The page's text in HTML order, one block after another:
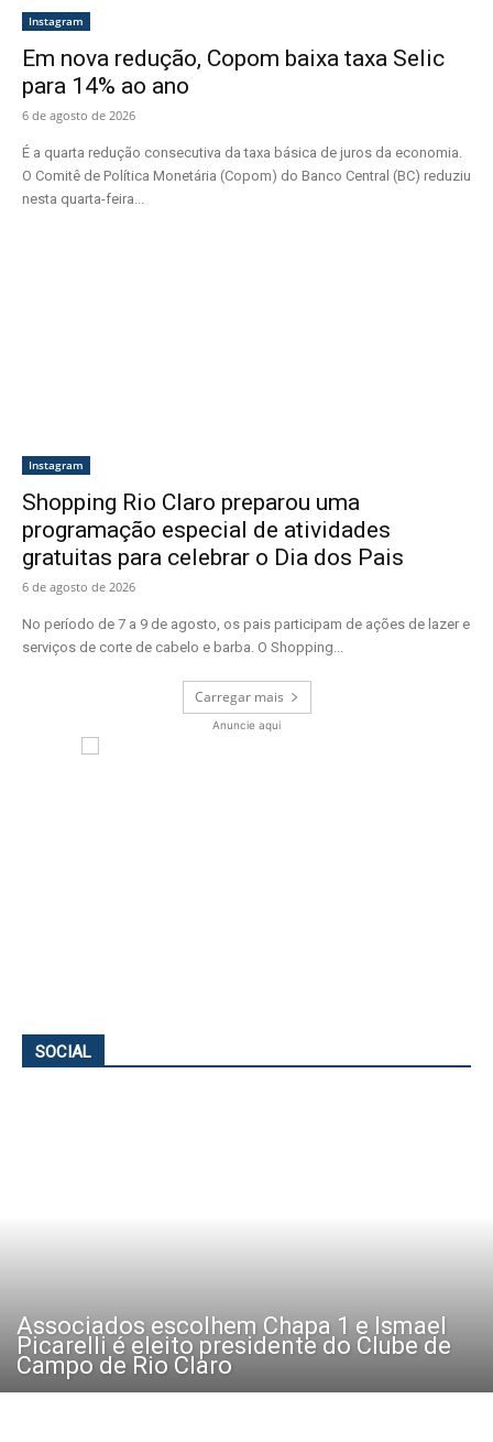
Instagram
Em nova redução, Copom baixa taxa Selic
para 14% ao ano
6 de agosto de 2026
É a quarta redução consecutiva da taxa básica de juros da economia.
O Comitê de Política Monetária (Copom) do Banco Central (BC) reduziu
nesta quarta-feira...
Instagram
Shopping Rio Claro preparou uma
programação especial de atividades
gratuitas para celebrar o Dia dos Pais
6 de agosto de 2026
No período de 7 a 9 de agosto, os pais participam de ações de lazer e
serviços de corte de cabelo e barba. O Shopping...
Carregar mais
Anuncie aqui
SOCIAL
Associados escolhem Chapa 1 e Ismael
Picarelli é eleito presidente do Clube de
Campo de Rio Claro